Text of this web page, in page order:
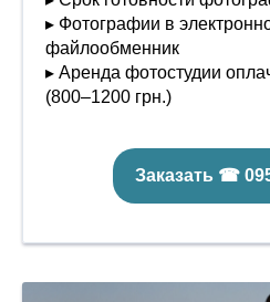
▸ Фотографии в
файлообменник
▸ Аренда фотостудии
(800–1200 грн.)
Заказать ☎